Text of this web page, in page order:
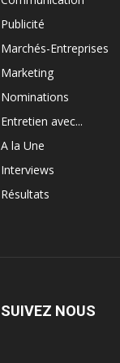
Publicité
Marchés-Entreprises
Marketing
Nominations
Entretien avec...
A la Une
Interviews
Résultats
SUIVEZ NOUS